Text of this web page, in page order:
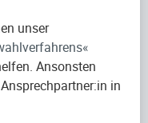
unser
Ansonsten
in